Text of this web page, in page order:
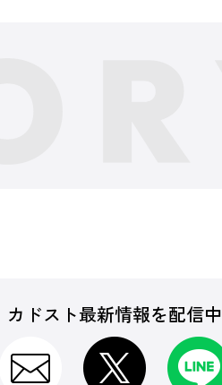
カドスト最新情報を配信中